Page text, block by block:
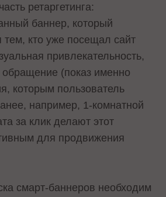
ретаргетинга:
баннер, который
тем, кто уже посещал сайт
привлекательность,
(показ именно
которым пользователь
например, 1-комнатной
за клик делают этот
для продвижения
смарт-баннеров необходим